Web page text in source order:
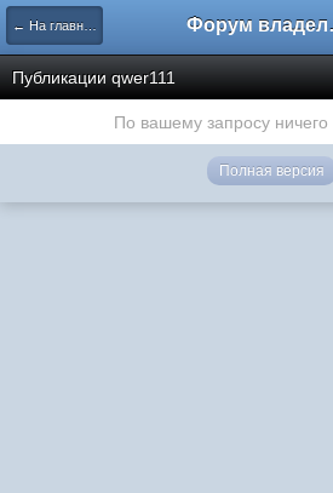
← На главную
Публикации qwer111
По вашему запросу ничего
Полная версия